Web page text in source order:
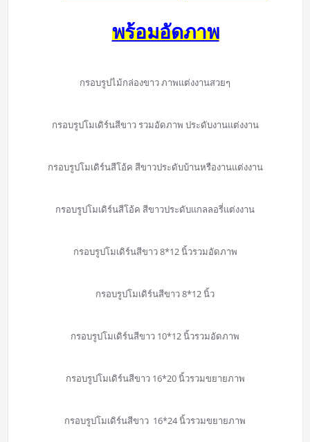
พร้อมอัดภาพ
กรอบรูปไม้กล่องขาว ภาพแต่งงานสวยๆ
กรอบรูปโมเดิร์นสีขาว รวมอัดภาพ ประดับงานแต่งงาน
กรอบรูปโมเดิร์นสีโอ้ค สีขาวประดับบ้านหรืองานแต่งงาน
กรอบรูปโมเดิร์นสีโอ้ค สีขาวประดับแกลลอรี่แต่งงาน
กรอบรูปโมเดิร์นสีขาว 8*12 นิ้วรวมอัดภาพ
กรอบรูปโมเดิร์นสีขาว 8*12 นิ้ว
กรอบรูปโมเดิร์นสีขาว 10*12 นิ้วรวมอัดภาพ
กรอบรูปโมเดิร์นสีขาว 16*20 นิ้วรวมขยายภาพ
กรอบรูปโมเดิร์นสีขาว 16*24 นิ้วรวมขยายภาพ